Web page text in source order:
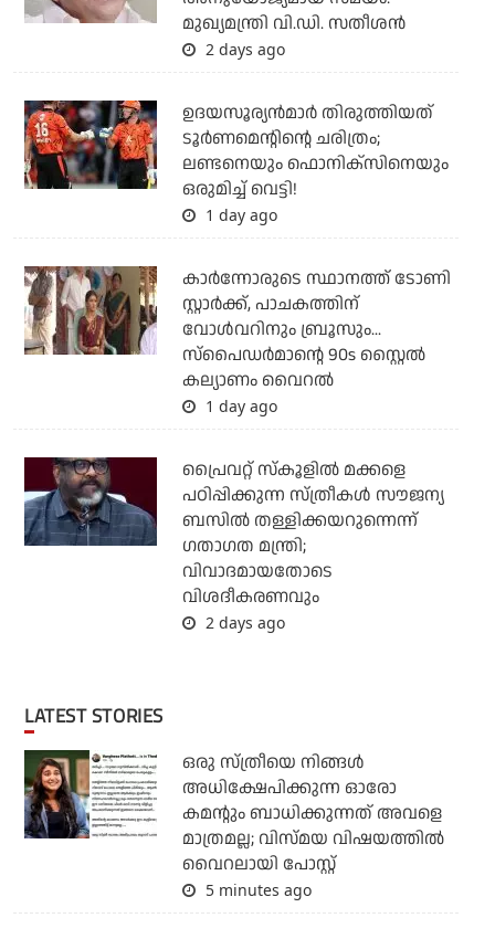
മുഖ്യമന്ത്രി വി.ഡി. സതീശന്‍
2 days ago
ഉദയസൂര്യന്‍മാര്‍ തിരുത്തിയത്
ടൂര്‍ണമെന്റിന്റെ ചരിത്രം;
ലണ്ടനെയും ഫൊനിക്‌സിനെയും
ഒരുമിച്ച് വെട്ടി!
1 day ago
കാര്‍ന്നോരുടെ സ്ഥാനത്ത് ടോണി
സ്റ്റാര്‍ക്ക്, പാചകത്തിന്
വോള്‍വറിനും ബ്രൂസും...
സ്‌പൈഡര്‍മാന്റെ 90s സ്റ്റൈല്‍
കല്യാണം വൈറല്‍
1 day ago
പ്രൈവറ്റ് സ്‌കൂളില്‍ മക്കളെ
പഠിപ്പിക്കുന്ന സ്ത്രീകള്‍ സൗജന്യ
ബസില്‍ തള്ളിക്കയറുന്നെന്ന്
ഗതാഗത മന്ത്രി;
വിവാദമായതോടെ
വിശദീകരണവും
2 days ago
LATEST STORIES
ഒരു സ്ത്രീയെ നിങ്ങള്‍
അധിക്ഷേപിക്കുന്ന ഓരോ
കമന്റും ബാധിക്കുന്നത് അവളെ
മാത്രമല്ല; വിസ്മയ വിഷയത്തില്‍
വൈറലായി പോസ്റ്റ്
5 minutes ago